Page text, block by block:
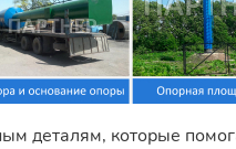
деталям, которые